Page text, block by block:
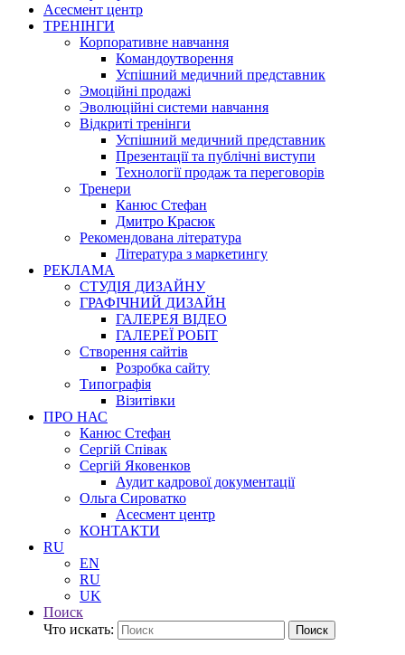
Асесмент центр
ТРЕНІНГИ
Корпоративне навчання
Командоутворення
Успішний медичний представник
Эмоційні продажі
Эволюційні системи навчання
Відкриті тренінги
Успішний медичний представник
Презентації та публічні виступи
Технології продаж та переговорів
Тренери
Канюс Стефан
Дмитро Красюк
Рекомендована література
Література з маркетингу
РЕКЛАМА
СТУДІЯ ДИЗАЙНУ
ГРАФІЧНИЙ ДИЗАЙН
ГАЛЕРЕЯ ВІДЕО
ГАЛЕРЕЇ РОБІТ
Створення сайтів
Розробка сайту
Типографія
Візитівки
ПРО НАС
Канюс Стефан
Сергій Співак
Сергій Яковенков
Аудит кадрової документації
Ольга Сироватко
Асесмент центр
КОНТАКТИ
RU
EN
RU
UK
Поиск
Что искать:
Поиск